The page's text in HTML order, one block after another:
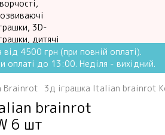
4500 грн (при повній оплаті).
оплаті до 13:00. Неділя - вихідний.
Brainrot 3д іграшка Italian brainrot
brainrot
6 шт